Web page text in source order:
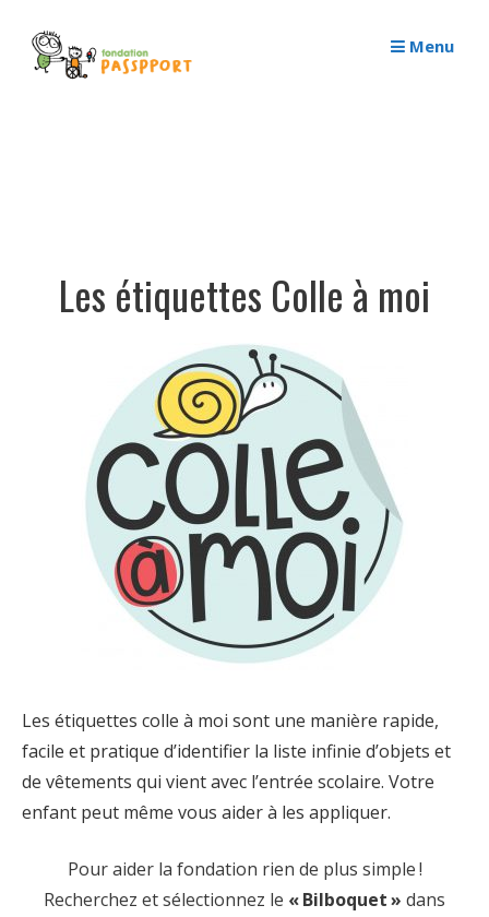
contenu
Menu
Les étiquettes Colle à moi
Les étiquettes colle à moi sont une manière rapide,
facile et pratique d’identifier la liste infinie d’objets et
de vêtements qui vient avec l’entrée scolaire. Votre
enfant peut même vous aider à les appliquer.
Pour aider la fondation rien de plus simple !
Recherchez et sélectionnez le « Bilboquet » dans